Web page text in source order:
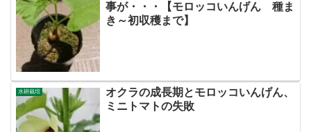
事が・・・【モロッコいんげん 種ま
き～初収穫まで】
水耕栽培
オクラの成長期とモロッコいんげん、
ミニトマトの失敗